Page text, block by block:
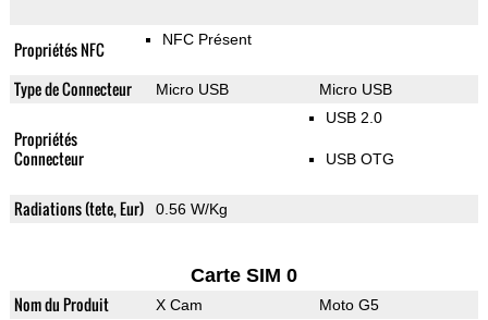
Propriétés NFC NFC Présent
Type de Connecteur Micro USB Micro USB
Propriétés
Connecteur
USB 2.0
USB OTG
Radiations (tete, Eur) 0.56 W/Kg
Carte SIM 0
Nom du Produit X Cam Moto G5